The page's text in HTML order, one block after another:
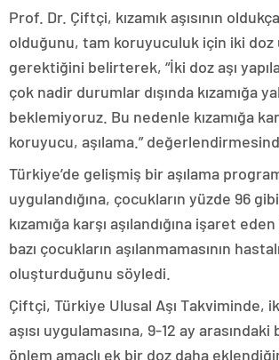
Prof. Dr. Çiftçi, kızamık aşısının
olduğunu, tam koruyuculuk için iki doz
gerektiğini belirterek, “İki doz aşı
çok nadir durumlar dışında kızamığa
beklemiyoruz. Bu nedenle kızamığa
koruyucu, aşılama.”
Türkiye’de gelişmiş bir aşılama
uygulandığına, çocukların yüzde 96
kızamığa karşı aşılandığına işaret
bazı çocukların aşılanmamasının
oluşturduğunu söyledi.
Çiftçi, Türkiye Ulusal Aşı Takviminde,
aşısı uygulamasına, 9-12 ay
önlem amaçlı ek bir doz daha